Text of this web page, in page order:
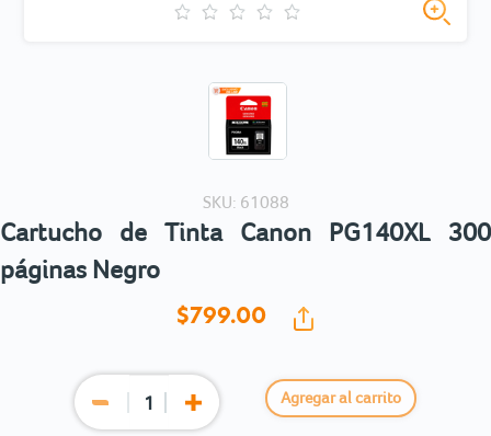
SKU: 61088
Cartucho de Tinta Canon PG140XL 300
páginas Negro
$799.00
Agregar al carrito